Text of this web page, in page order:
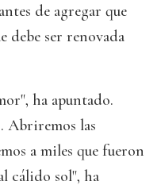
de agregar que
debe ser renovada
ha apuntado.
Abriremos las
a miles que fueron
cálido sol", ha